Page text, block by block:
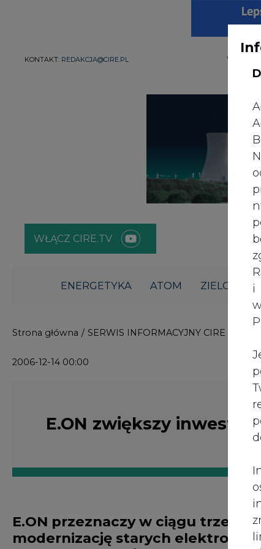
ZIELONA
i
2006-12-14 00:00
E.ON zwiększy
E.ON przeznaczy w ciągu trzech
modernizację starych elektrowni
ziemnego w Rosji.